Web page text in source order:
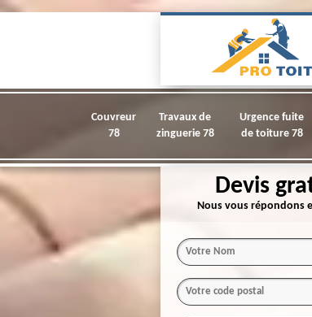
Couvreur
78
Travaux de
zinguerie 78
Urgence fuite
de toiture 78
Devis
Nous vous répondons